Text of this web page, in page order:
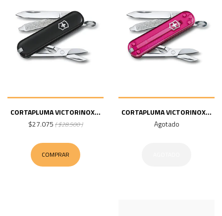
CORTAPLUMA VICTORINOX...
$27.075 ( $28.500 )
COMPRAR
CORTAPLUMA VICTORINOX...
Agotado